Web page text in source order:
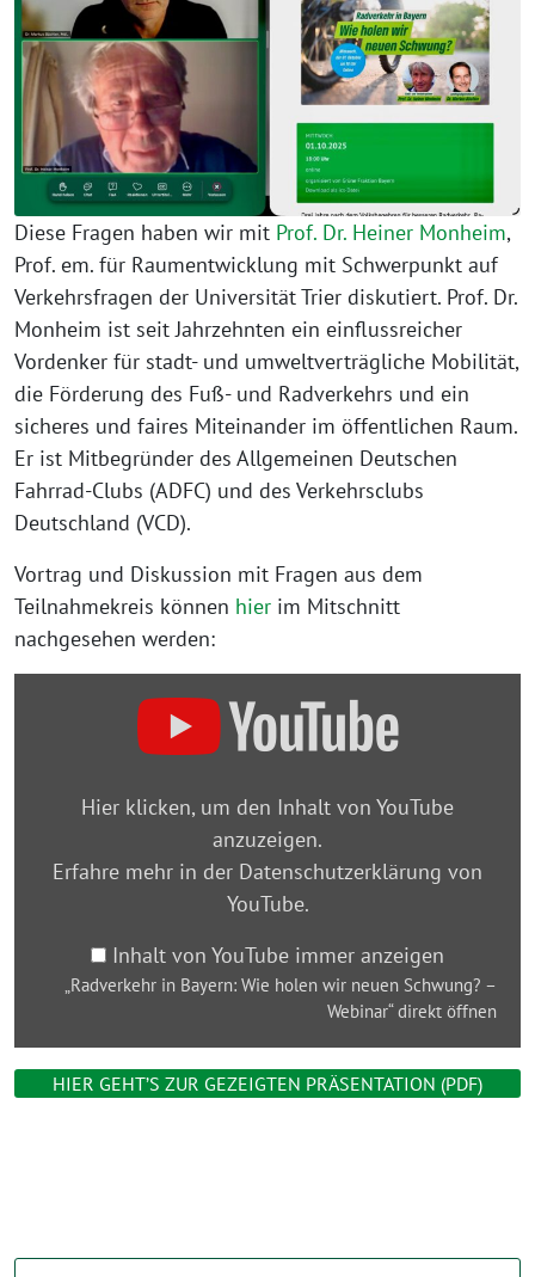
Diese Fragen haben wir mit Prof. Dr. Heiner Monheim,
Prof. em. für Raumentwicklung mit Schwerpunkt auf
Verkehrsfragen der Universität Trier diskutiert. Prof. Dr.
Monheim ist seit Jahrzehnten ein einflussreicher
Vordenker für stadt- und umweltverträgliche Mobilität,
die Förderung des Fuß- und Radverkehrs und ein
sicheres und faires Miteinander im öffentlichen Raum.
Er ist Mitbegründer des Allgemeinen Deutschen
Fahrrad-Clubs (ADFC) und des Verkehrsclubs
Deutschland (VCD).
Vortrag und Diskussion mit Fragen aus dem
Teilnahmekreis können hier im Mitschnitt
nachgesehen werden:
neuen
Webinar“
YouTube
anzeigen
Hier klicken, um den Inhalt von YouTube
anzuzeigen.
Erfahre mehr in der Datenschutzerklärung von
YouTube.
Inhalt von YouTube immer anzeigen
„Radverkehr in Bayern: Wie holen wir neuen Schwung? –
Webinar“ direkt öffnen
HIER GEHT’S ZUR GEZEIGTEN PRÄSENTATION (PDF)